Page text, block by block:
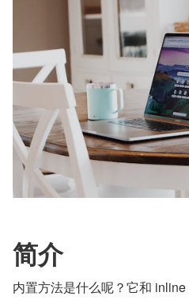
简介
内置方法是什么呢？它和